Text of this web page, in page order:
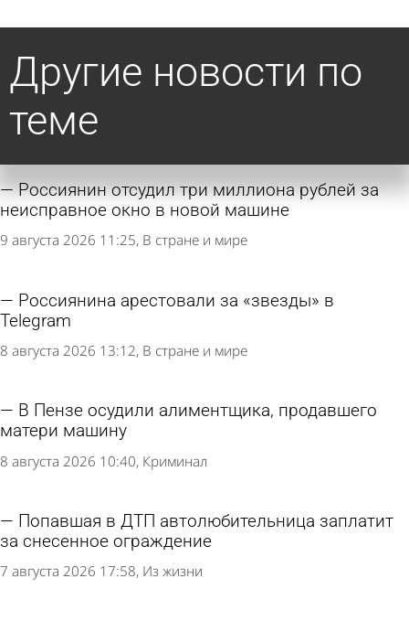
Другие новости по
теме
Россиянин отсудил три миллиона рублей за
неисправное окно в новой машине
9 августа 2026 11:25 В стране и мире
Россиянина арестовали за «звезды» в
Telegram
8 августа 2026 13:12 В стране и мире
В Пензе осудили алиментщика, продавшего
матери машину
8 августа 2026 10:40 Криминал
Попавшая в ДТП автолюбительница заплатит
за снесенное ограждение
7 августа 2026 17:58 Из жизни